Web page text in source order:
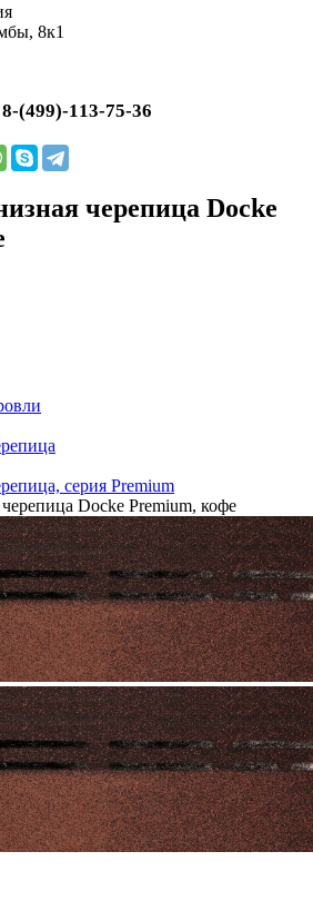
8к1
8-(499)-113-75-36
черепица Docke
серия Premium
Docke Premium, кофе